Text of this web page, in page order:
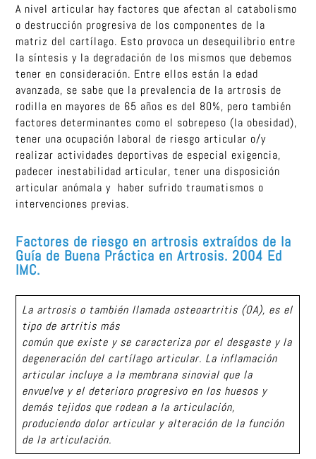
A nivel articular hay factores que afectan al catabolismo
o destrucción progresiva de los componentes de la
matriz del cartílago. Esto provoca un desequilibrio entre
la síntesis y la degradación de los mismos que debemos
tener en consideración. Entre ellos están la edad
avanzada, se sabe que la prevalencia de la artrosis de
rodilla en mayores de 65 años es del 80%, pero también
factores determinantes como el sobrepeso (la obesidad),
tener una ocupación laboral de riesgo articular o/y
realizar actividades deportivas de especial exigencia,
padecer inestabilidad articular, tener una disposición
articular anómala y haber sufrido traumatismos o
intervenciones previas.
Factores de riesgo en artrosis extraídos de la
Guía de Buena Práctica en Artrosis. 2004 Ed
IMC.
La artrosis o también llamada osteoartritis (OA), es el
tipo de artritis más
común que existe y se caracteriza por el desgaste y la
degeneración del cartílago articular. La inflamación
articular incluye a la membrana sinovial que la
envuelve y el deterioro progresivo en los huesos y
demás tejidos que rodean a la articulación,
produciendo dolor articular y alteración de la función
de la articulación.